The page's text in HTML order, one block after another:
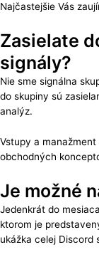
Najčastejšie Vás
Zasielate
signály?
Nie sme signálna
do skupiny sú
analýz.
Vstupy a
obchodných
Je možné
Jedenkrát do
ktorom je
ukážka celej Discord